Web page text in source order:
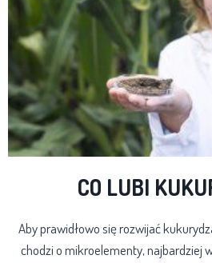
CO LUBI
Aby prawidłowo się rozwijać
chodzi o mikroelementy, najbardziej